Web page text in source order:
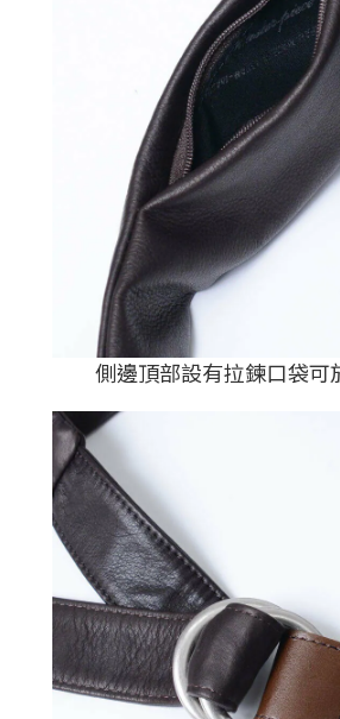
側邊頂部設有拉鍊口袋可